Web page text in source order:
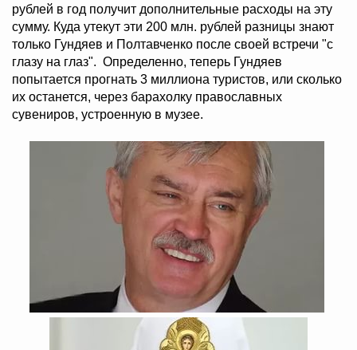
рублей в год получит дополнительные расходы на эту
сумму. Куда утекут эти 200 млн. рублей разницы знают
только Гундяев и Полтавченко после своей встречи "с
глазу на глаз". Определенно, теперь Гундяев
попытается прогнать 3 миллиона туристов, или сколько
их останется, через барахолку православных
сувениров, устроенную в музее.